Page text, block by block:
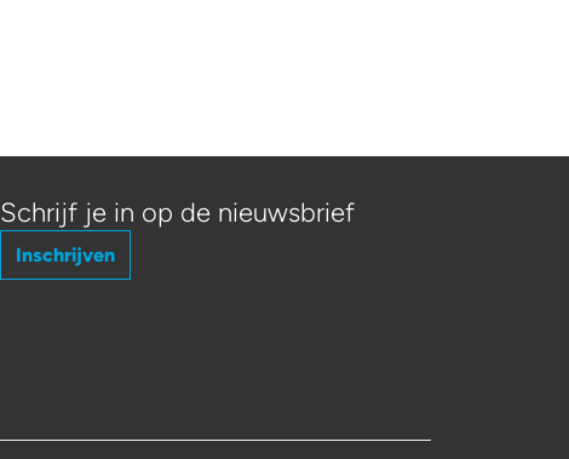
Schrijf je in op de nieuwsbrief
Inschrijven